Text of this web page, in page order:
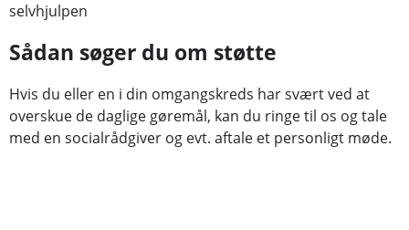
selvhjulpen
Sådan søger du om støtte
Hvis du eller en i din omgangskreds har svært ved at
overskue de daglige gøremål, kan du ringe til os og tale
med en socialrådgiver og evt. aftale et personligt møde.